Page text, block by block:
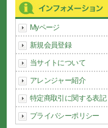
Myページ
新規会員登録
当サイトについて
アレンジャー紹介
特定商取引に関する表記
プライバシーポリシー